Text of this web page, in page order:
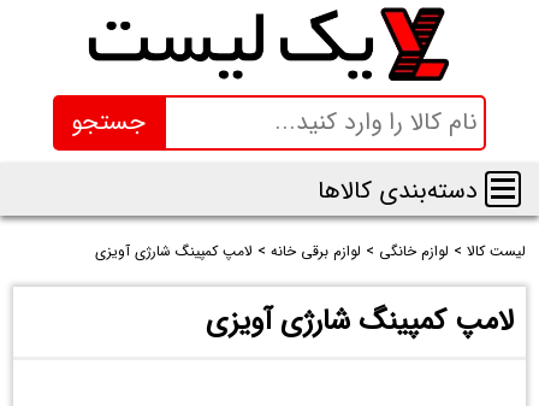
جستجو
دسته‌بندی کالاها
لیست کالا > لوازم خانگی > لوازم برقی خانه > لامپ کمپینگ شارژی آویزی
لامپ کمپینگ شارژی آویزی